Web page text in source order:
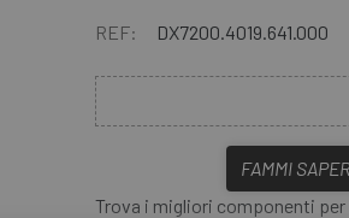
REF: DX7200.4019.641.000
FAMMI
Trova i migliori componenti per